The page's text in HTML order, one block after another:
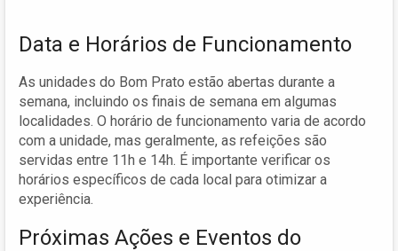
Data e Horários de Funcionamento
As unidades do Bom Prato estão abertas durante a
semana, incluindo os finais de semana em algumas
localidades. O horário de funcionamento varia de acordo
com a unidade, mas geralmente, as refeições são
servidas entre 11h e 14h. É importante verificar os
horários específicos de cada local para otimizar a
experiência.
Próximas Ações e Eventos do